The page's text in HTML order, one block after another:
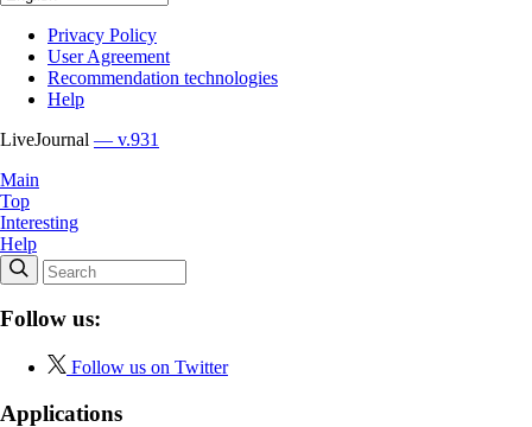
Privacy Policy
User Agreement
Recommendation technologies
Help
LiveJournal — v.931
Main
Top
Interesting
Help
Follow us:
Follow us on Twitter
Applications